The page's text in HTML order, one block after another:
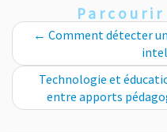
← Comment détecter
Technologie et
entre apports